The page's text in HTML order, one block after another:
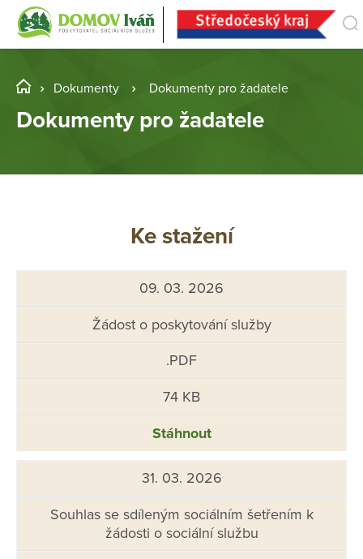
Dokumenty Dokumenty pro žadatele
Dokumenty pro žadatele
Ke stažení
09. 03. 2026
Žádost o poskytování služby
.PDF
74 KB
Stáhnout
31. 03. 2026
Souhlas se sdíleným sociálním šetřením k
žádosti o sociální službu